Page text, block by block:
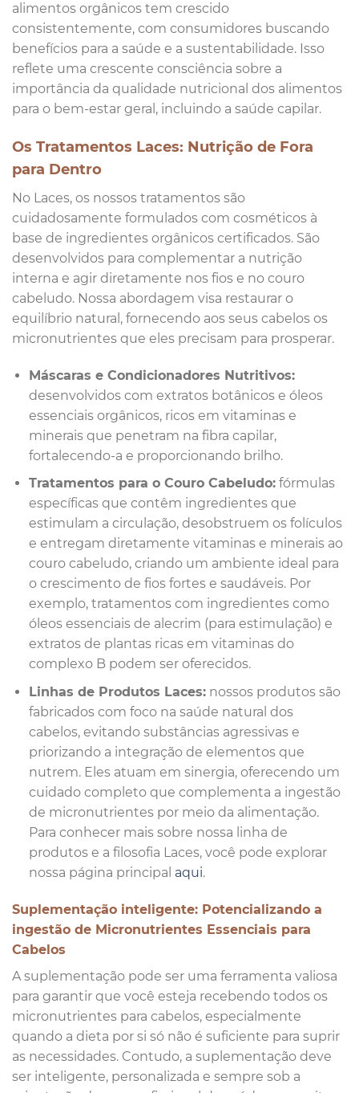
alimentos orgânicos tem crescido
consistentemente, com consumidores buscando
benefícios para a saúde e a sustentabilidade. Isso
reflete uma crescente consciência sobre a
importância da qualidade nutricional dos alimentos
para o bem-estar geral, incluindo a saúde capilar.
Os Tratamentos Laces: Nutrição de Fora
para Dentro
No Laces, os nossos tratamentos são
cuidadosamente formulados com cosméticos à
base de ingredientes orgânicos certificados. São
desenvolvidos para complementar a nutrição
interna e agir diretamente nos fios e no couro
cabeludo. Nossa abordagem visa restaurar o
equilíbrio natural, fornecendo aos seus cabelos os
micronutrientes que eles precisam para prosperar.
Máscaras e Condicionadores Nutritivos:
desenvolvidos com extratos botânicos e óleos
essenciais orgânicos, ricos em vitaminas e
minerais que penetram na fibra capilar,
fortalecendo-a e proporcionando brilho.
Tratamentos para o Couro Cabeludo:fórmulas
específicas que contêm ingredientes que
estimulam a circulação, desobstruem os folículos
e entregam diretamente vitaminas e minerais ao
couro cabeludo, criando um ambiente ideal para
o crescimento de fios fortes e saudáveis. Por
exemplo, tratamentos com ingredientes como
óleos essenciais de alecrim (para estimulação) e
extratos de plantas ricas em vitaminas do
complexo B podem ser oferecidos.
Linhas de Produtos Laces:nossos produtos são
fabricados com foco na saúde natural dos
cabelos, evitando substâncias agressivas e
priorizando a integração de elementos que
nutrem. Eles atuam em sinergia, oferecendo um
cuidado completo que complementa a ingestão
de micronutrientes por meio da alimentação.
Para conhecer mais sobre nossa linha de
produtos e a filosofia Laces, você pode explorar
nossa página principal aqui.
Suplementação inteligente: Potencializando a
ingestão de Micronutrientes Essenciais para
Cabelos
A suplementação pode ser uma ferramenta valiosa
para garantir que você esteja recebendo todos os
micronutrientes para cabelos, especialmente
quando a dieta por si só não é suficiente para suprir
as necessidades. Contudo, a suplementação deve
ser inteligente, personalizada e sempre sob a